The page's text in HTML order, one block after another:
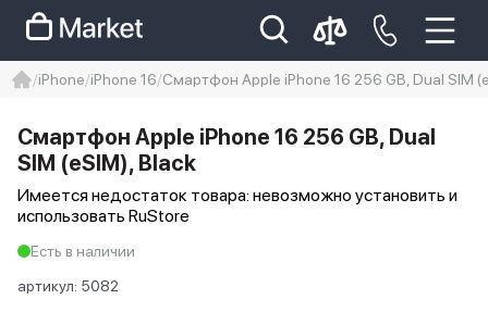
Iphone 14 pro max
айфон 14
iPhone iPhone 16 Смартфон Apple iPhone 16 256 GB, Dual SIM
Смартфон Apple iPhone 16 256 GB, Dual
SIM (eSIM), Black
Имеется недостаток товара: невозможно установить и
использовать RuStore
Есть в наличии
артикул: 5082